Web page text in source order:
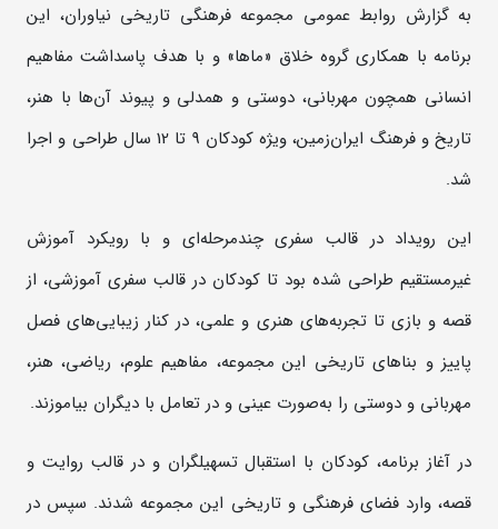
به گزارش روابط‌ عمومی مجموعه فرهنگی ‌تاریخی نیاوران، این
برنامه با همکاری گروه خلاق «ماها» و با هدف پاسداشت مفاهیم
انسانی همچون مهربانی، دوستی و همدلی و پیوند آن‌ها با هنر،
تاریخ و فرهنگ ایران‌زمین، ویژه‌ کودکان 9 تا 12 سال طراحی و اجرا
شد.
این رویداد در قالب سفری چندمرحله‌ای و با رویکرد آموزش
غیرمستقیم طراحی شده بود تا کودکان در قالب سفری آموزشی، از
قصه و بازی تا تجربه‌های هنری و علمی، در کنار زیبایی‌های فصل
پاییز و بناهای تاریخی این مجموعه، مفاهیم علوم، ریاضی، هنر،
مهربانی و دوستی را به‌صورت عینی و در تعامل با دیگران بیاموزند.
در آغاز برنامه، کودکان با استقبال تسهیلگران و در قالب روایت و
قصه، وارد فضای فرهنگی و تاریخی این مجموعه شدند. سپس در